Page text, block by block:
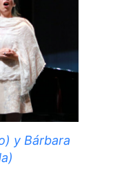
y Bárbara